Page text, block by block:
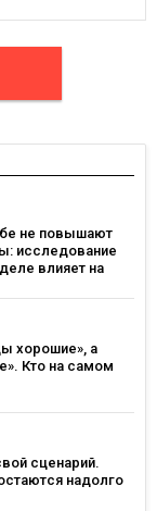
не повышают
исследование
влияет на
хорошие», а
Кто на самом
сценарий.
надолго